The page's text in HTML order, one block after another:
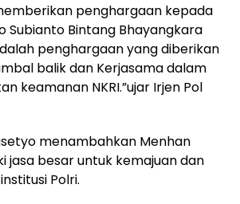
penghargaan kepada
Subianto Bintang Bhayangkara
penghargaan yang diberikan
balik dan Kerjasama dalam
keamanan NKRI.”ujar Irjen Pol
menambahkan Menhan
jasa besar untuk kemajuan dan
Polri.